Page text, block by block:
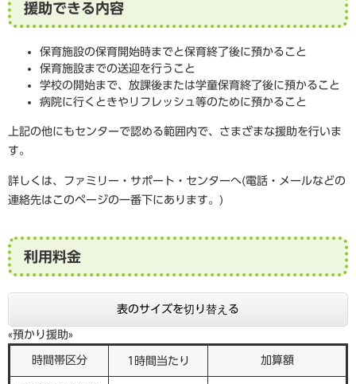
援助できる内容
保育施設の保育開始時までと保育終了後に預かること
保育施設までの送迎を行うこと
学校の開始まで、放課後または学童保育終了後に預かること
病院に行くときやリフレッシュ等のために預かること
上記の他にもセンターで認める範囲内で、さまざまな援助を行いま
す。
詳しくは、ファミリー・サポート・センターへ(電話・メールなどの
連絡先はこのページの一番下にあります。)
利用料金
表のサイズを切り替える
«預かり援助»
時間帯区分 1時間当たり 加算額